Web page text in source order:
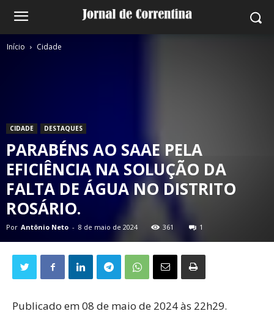
Início Cidade
CIDADE DESTAQUES
PARABÉNS AO SAAE PELA
EFICIÊNCIA NA SOLUÇÃO DA
FALTA DE ÁGUA NO DISTRITO
ROSÁRIO.
Por Antônio Neto - 8 de maio de 2024 361 1
Publicado em 08 de maio de 2024 às 22h29.